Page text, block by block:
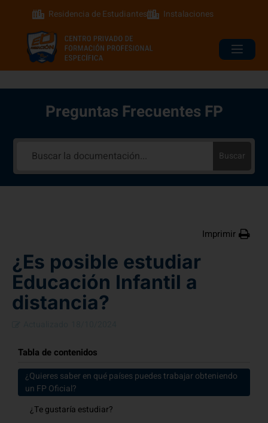
Residencia de Estudiantes Instalaciones
Preguntas Frecuentes FP
Buscar
Imprimir
¿Es posible estudiar
Educación Infantil a
distancia?
Tabla de contenidos
¿Quieres saber en qué países puedes trabajar obteniendo
un FP Oficial?
¿Te gustaría estudiar?